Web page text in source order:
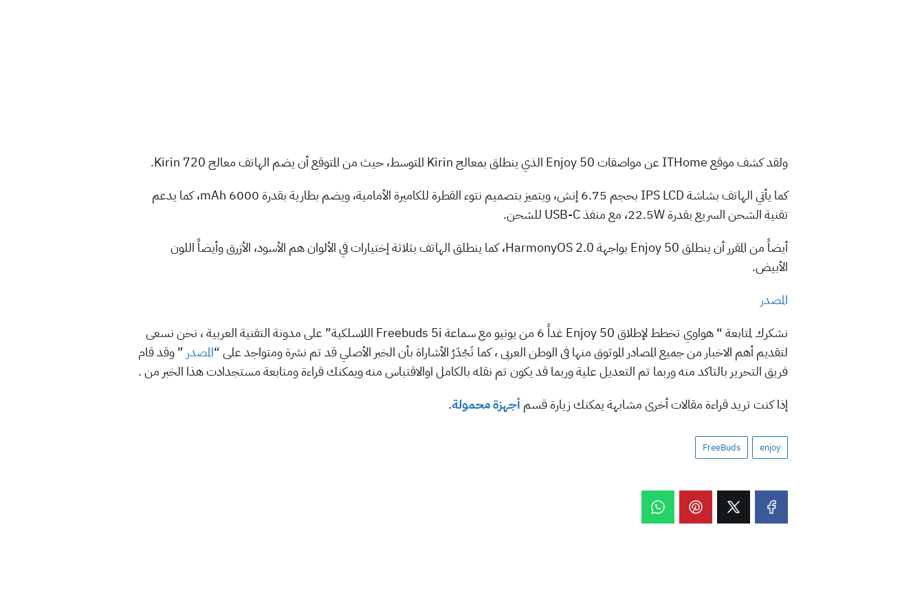
ولقد كشف موقع ITHome عن مواصفات Enjoy 50 الذي ينطلق بمعالج Kirin المتوسط، حيث من المتوقع أن يضم الهاتف معالج Kirin 720.
كما يأتي الهاتف بشاشة IPS LCD بحجم 6.75 إنش، ويتميز بتصميم نتوء القطرة للكاميرة الأمامية، ويضم بطارية بقدرة 6000 mAh، كما يدعم
تقنية الشحن السريع بقدرة 22.5W، مع منفذ USB-C للشحن.
أيضاً من المقرر أن ينطلق Enjoy 50 بواجهة HarmonyOS 2.0، كما ينطلق الهاتف بثلاثة إختيارات في الألوان هم الأسود، الأزرق وأيضاً اللون
الأبيض.
المصدر
نشكرك لمتابعة “ هواوي تخطط لإطلاق Enjoy 50 غداً 6 من يونيو مع سماعة Freebuds 5i اللاسلكية” على مدونة التقنية العربية ، نحن نسعى
لتقديم أهم الاخبار من جميع المصادر الموثوق منها فى الوطن العربى ، كما تَجْدَرُ الأشاراة بأن الخبر الأصلي قد تم نشرة ومتواجد على “المصدر ” وقد قام
فريق التحرير بالتاكد منه وربما تم التعديل علية وربما قد يكون تم نقله بالكامل اوالاقتباس منه ويمكنك قراءة ومتابعة مستجدادت هذا الخبر من .
إذا كنت تريد قراءة مقالات أخرى مشابهة يمكنك زيارة قسمأجهزة محمولة.
enjoy
FreeBuds